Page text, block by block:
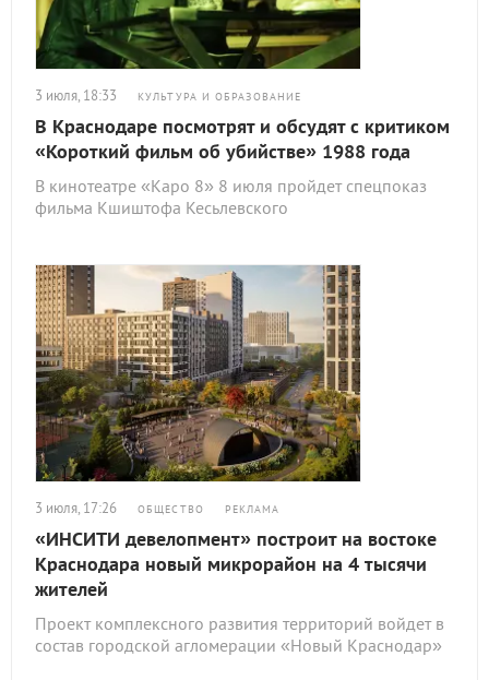
3 июля, 18:33 КУЛЬТУРА И ОБРАЗОВАНИЕ
В Краснодаре посмотрят и обсудят с критиком
«Короткий фильм об убийстве» 1988 года
В кинотеатре «Каро 8» 8 июля пройдет спецпоказ
фильма Кшиштофа Кесьлевского
3 июля, 17:26 ОБЩЕСТВО РЕКЛАМА
«ИНСИТИ девелопмент» построит на востоке
Краснодара новый микрорайон на 4 тысячи
жителей
Проект комплексного развития территорий войдет в
состав городской агломерации «Новый Краснодар»